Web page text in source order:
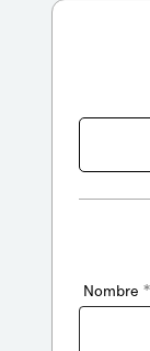
Nombre *